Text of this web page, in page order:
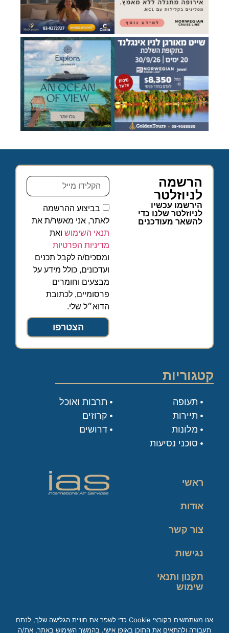
הרשמה
לניוזלטר
הירשמו עכשיו
לניוזלטר שלנו כדי
להשאר מעודכנים
בביצוע ההרשמה
לאתר, אני מאשר/ת את
תנאי השימוש ואת
מדיניות הפרטיות
ומסכים/ה לקבל תכנים
ועדכונים, כולל מידע על
מבצעים וחומרים
פרסומיים, לכתובת
הדוא״ל שלי.
הצטרפו
קטגוריות
תעופה
תיירות
מלונות
סוכני נסיעות
תרבות ואוכל
קרוזים
דרושים
ראשי
אודות
צור קשר
נגישות
תקנון ותנאי
שימוש
אנו משתמשים בקובצי Cookie כדי לשפר את חוויית הגלישה שלך, לנתח
תעבורה ולהתאים את התוכן באופן אישי. בהמשך השימוש באתר, את/ה